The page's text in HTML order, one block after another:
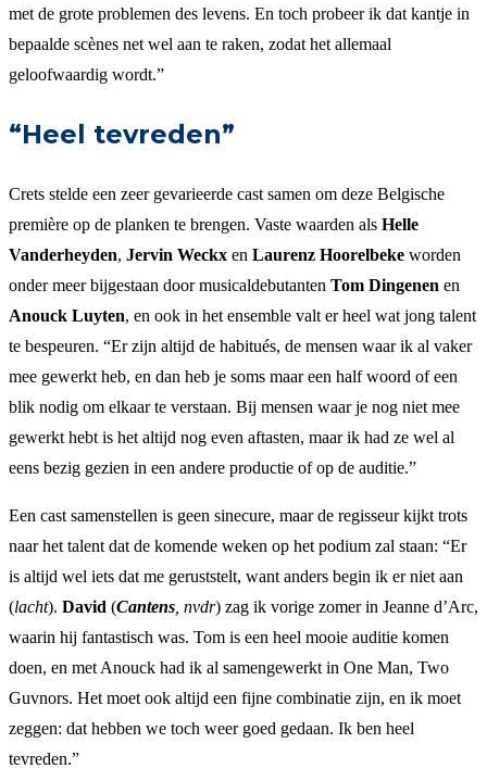
met de grote problemen des levens. En toch probeer ik dat kantje in
bepaalde scènes net wel aan te raken, zodat het allemaal
geloofwaardig wordt.”
“Heel tevreden”
Crets stelde een zeer gevarieerde cast samen om deze Belgische
première op de planken te brengen. Vaste waarden als Helle
Vanderheyden, Jervin Weckx en Laurenz Hoorelbeke worden
onder meer bijgestaan door musicaldebutanten Tom Dingenen en
Anouck Luyten, en ook in het ensemble valt er heel wat jong talent
te bespeuren. “Er zijn altijd de habitués, de mensen waar ik al vaker
mee gewerkt heb, en dan heb je soms maar een half woord of een
blik nodig om elkaar te verstaan. Bij mensen waar je nog niet mee
gewerkt hebt is het altijd nog even aftasten, maar ik had ze wel al
eens bezig gezien in een andere productie of op de auditie.”
Een cast samenstellen is geen sinecure, maar de regisseur kijkt trots
naar het talent dat de komende weken op het podium zal staan: “Er
is altijd wel iets dat me geruststelt, want anders begin ik er niet aan
(lacht). David (Cantens , nvdr) zag ik vorige zomer in Jeanne d’Arc,
waarin hij fantastisch was. Tom is een heel mooie auditie komen
doen, en met Anouck had ik al samengewerkt in One Man, Two
Guvnors. Het moet ook altijd een fijne combinatie zijn, en ik moet
zeggen: dat hebben we toch weer goed gedaan. Ik ben heel
tevreden.”